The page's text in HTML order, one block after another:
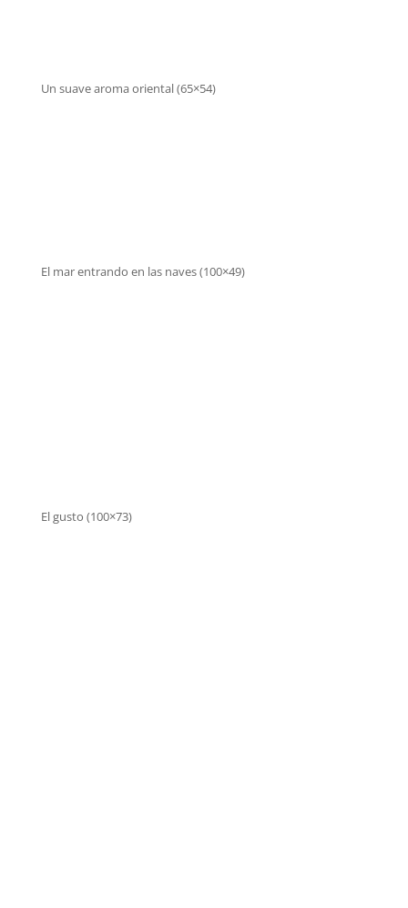
Un suave aroma oriental (65×54)
El mar entrando en las naves (100×49)
El gusto (100×73)